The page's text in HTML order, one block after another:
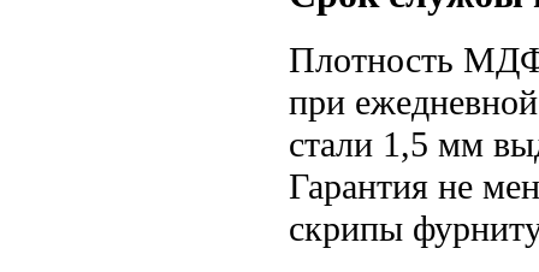
Плотность МДФ
при
стали 1,5 мм
Гарантия не
скрипы